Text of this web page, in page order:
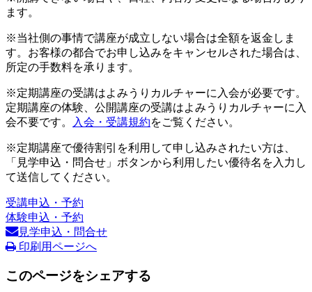
ます。
※当社側の事情で講座が成立しない場合は全額を返金しま
す。お客様の都合でお申し込みをキャンセルされた場合は、
所定の手数料を承ります。
※定期講座の受講はよみうりカルチャーに入会が必要です。
定期講座の体験、公開講座の受講はよみうりカルチャーに入
会不要です。
入会・受講規約をご覧ください。
※定期講座で優待割引を利用して申し込みされたい方は、
「見学申込・問合せ」ボタンから利用したい優待名を入力し
て送信してください。
受講申込・予約
体験申込・予約
見学申込・問合せ
印刷用ページへ
このページをシェアする